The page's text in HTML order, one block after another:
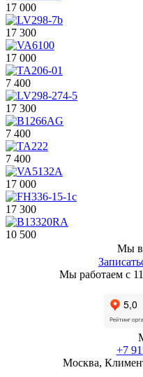
17 000
17 300
17 000
7 400
17 300
7 400
7 400
17 000
17 300
10 500
Мы в
Мы работаем с
+7
Москва,